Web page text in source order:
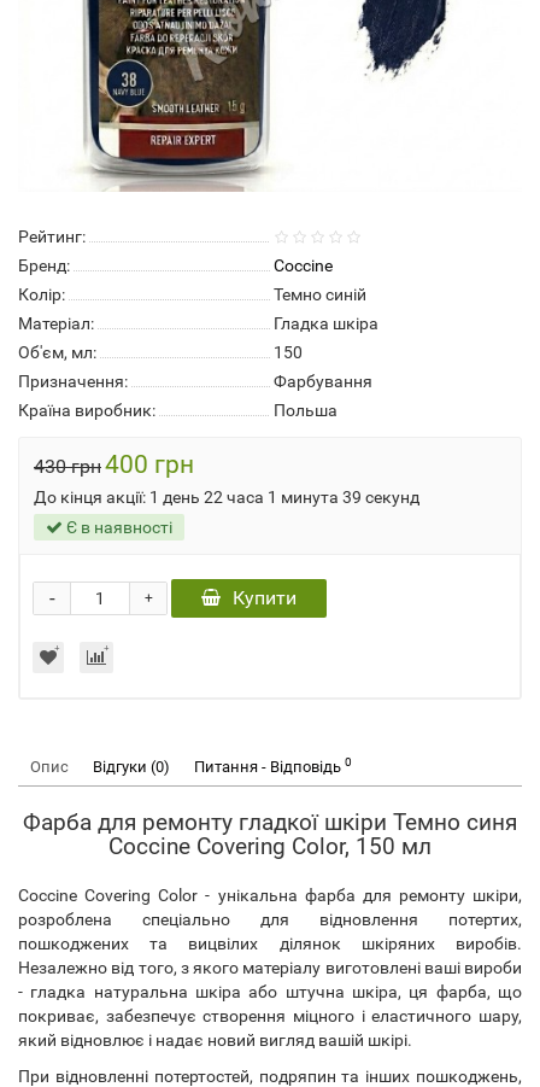
Рейтинг:
Бренд:
Coccine
Колір:
Темно синій
Матеріал:
Гладка шкіра
Об'єм, мл:
150
Призначення:
Фарбування
Країна виробник:
Польша
430 грн400 грн
До кінця акції: 1 день 22 часа 1 минута 39 секунд
Є в наявності
+
- Купити
Опис Відгуки (0) Питання - Відповідь 0
Фарба для ремонту гладкої шкіри Темно синя
Coccine Covering Color, 150 мл
Coccine Covering Color - унікальна фарба для ремонту шкіри,
розроблена спеціально для відновлення потертих,
пошкоджених та вицвілих ділянок шкіряних виробів.
Незалежно від того, з якого матеріалу виготовлені ваші вироби
- гладка натуральна шкіра або штучна шкіра, ця фарба, що
покриває, забезпечує створення міцного і еластичного шару,
який відновлює і надає новий вигляд вашій шкірі.
При відновленні потертостей, подряпин та інших пошкоджень,